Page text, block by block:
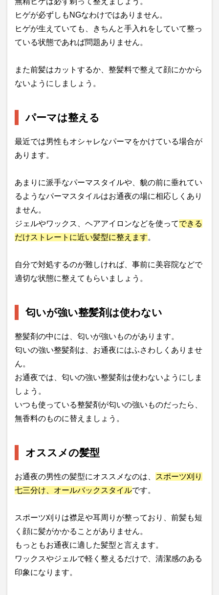
ヒゲが必ずしもNGなわけではありません。
ヒゲが生えていても、きちんと手入れをしていて整っ
ている状態であれば問題ありません。
また前髪はカットするか、整髪料で整えて顔にかから
ないようにしましょう。
パーマは整える
最近では男性もオシャレなパーマをかけている場合が
あります。
あまりに派手なパーマスタイルや、貌の前に垂れてい
るようなパーマスタイルはお通夜の場に相応しくあり
ません。
ジェルやワックス、ヘアアイロンなどを使ってできる
だけストレートに近い髪型に整えます。
自分で対処するのが難しければ、事前に美容院などで
適切な状態に整えてもらいましょう。
匂いが強い整髪剤は使わない
整髪剤の中には、匂いが強いものがあります。
匂いの強い整髪剤は、お通夜にはふさわしくありませ
ん。
お通夜では、匂いの強い整髪剤は使わないようにしま
しょう。
いつも使っている整髪剤が匂いの強いものだったら、
無香料のものに替えましょう。
オススメの髪型
お通夜の男性の髪型にオススメなのは、 スポーツ刈り
七三分け、オールバックスタイルです。
スポーツ刈りは襟足や耳周りが整っており、前髪も短
く顔に髪がかかることがありません。
もっともお通夜に適した髪型と言えます。
ワックスやジェルで軽く整えるだけで、清潔感のある
印象になります。